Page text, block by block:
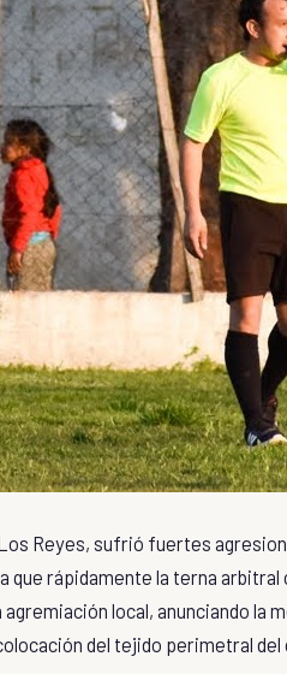
Reyes, sufrió fuertes
que rápidamente la terna
local, anunciando la
del tejido perimetral